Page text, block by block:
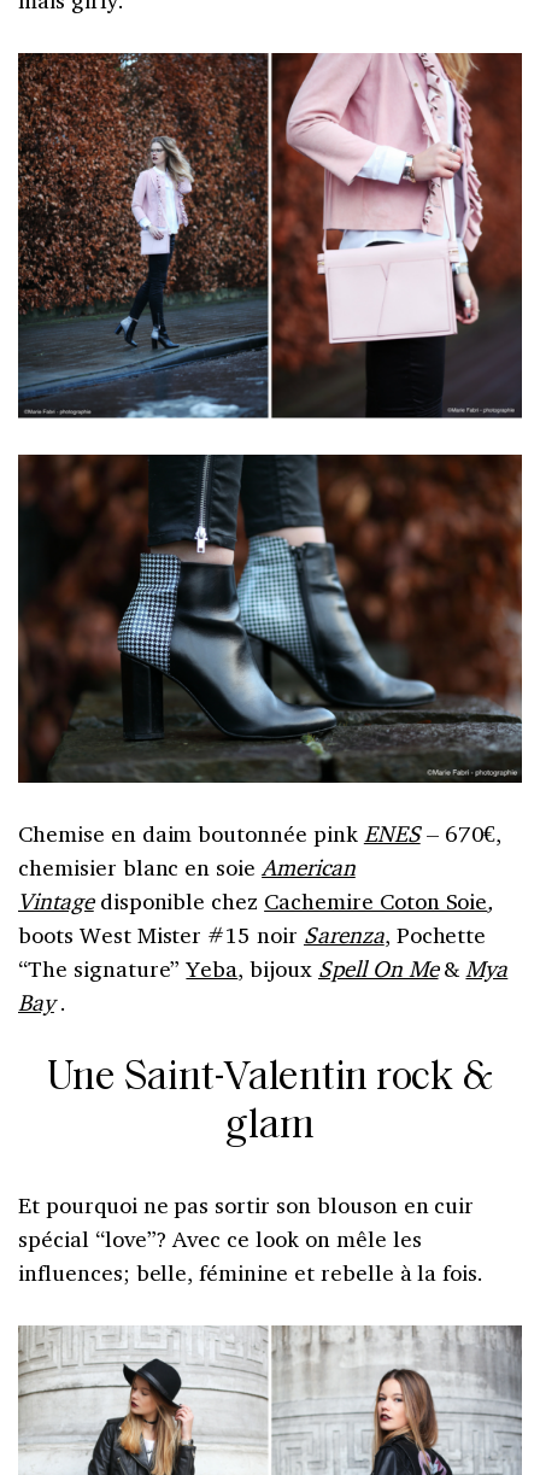
Chemise en daim boutonnée pink ENES – 670€,
chemisier blanc en soieAmerican
Vintage disponible chez Cachemire Coton Soie,
boots West Mister #15 noir Sarenza, Pochette
“The signature”Yeba,bijoux Spell On Me&Mya
Bay.
Une Saint-Valentin rock &
glam
Et pourquoi ne pas sortir son blouson en cuir
spécial “love”? Avec ce look on mêle les
influences; belle, féminine et rebelle à la fois.